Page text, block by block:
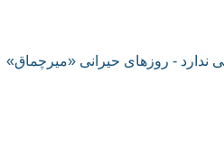
ندارد - روزهای حیرانی «میرچماق»